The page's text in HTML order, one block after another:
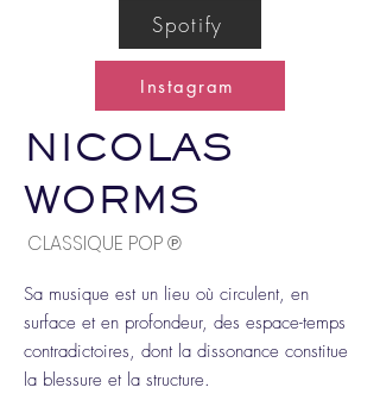
Spotify
Instagram
NICOLAS
WORMS
CLASSIQUE POP ℗
Sa musique est un lieu où circulent, en
surface et en profondeur, des espace-temps
contradictoires, dont la dissonance constitue
la blessure et la structure.